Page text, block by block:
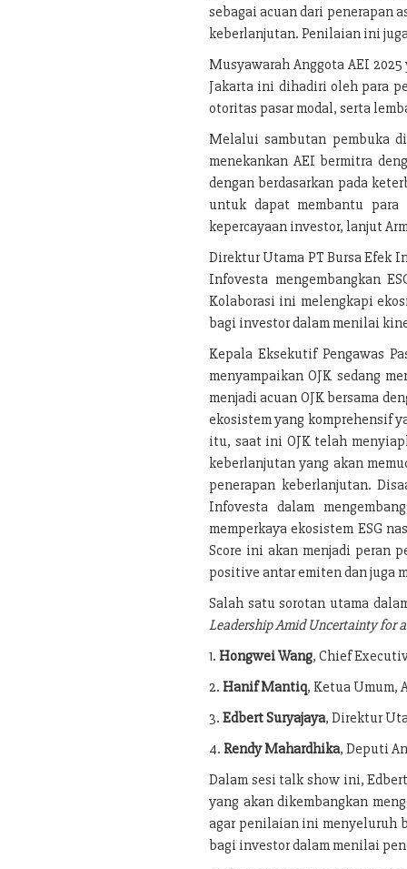
sebagai acuan dari penerapan
keberlanjutan. Penilaian ini
Musyawarah Anggota AEI
Jakarta ini dihadiri oleh para
otoritas pasar modal, serta
Melalui sambutan pembuka
menekankan AEI bermitra
dengan berdasarkan pada
untuk dapat membantu para
kepercayaan investor, lanjut
Direktur Utama PT Bursa Efek
Infovesta mengembangkan
Kolaborasi ini melengkapi
bagi investor dalam menilai
Kepala Eksekutif Pengawas
menyampaikan OJK sedang
menjadi acuan OJK bersama
ekosistem yang komprehensif
itu, saat ini OJK telah
keberlanjutan yang akan
penerapan keberlanjutan.
Infovesta dalam
memperkaya ekosistem ESG
Score ini akan menjadi peran
positive antar emiten dan juga
Salah satu sorotan utama
Leadership Amid Uncertainty for
1. Hongwei Wang, Chief
2. Hanif Mantiq, Ketua Umum,
3. Edbert Suryajaya, Direktur
4. Rendy Mahardhika, Deputi
Dalam sesi talk show ini,
yang akan dikembangkan
agar penilaian ini menyeluruh
bagi investor dalam menilai